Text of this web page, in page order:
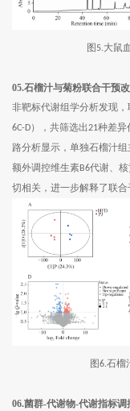
图5.大鼠
05.石榴汁与菊粉联合干预
非靶标代谢组学分析发现
6C-D），共筛选出21种差异
路分析显示，单独石榴汁
额外调控维生素B6代谢、
切相关，进一步解释了联
图6.石榴
06.菌群-代谢物-代谢指标调